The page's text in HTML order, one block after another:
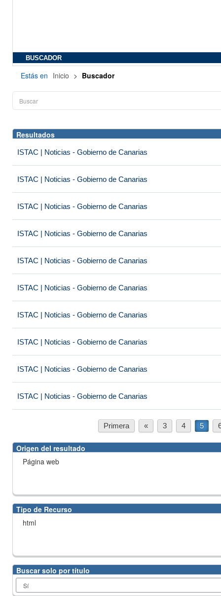
BUSCADOR
Estás en Inicio > Buscador
Resultados
ISTAC | Noticias - Gobierno de Canarias
ISTAC | Noticias - Gobierno de Canarias
ISTAC | Noticias - Gobierno de Canarias
ISTAC | Noticias - Gobierno de Canarias
ISTAC | Noticias - Gobierno de Canarias
ISTAC | Noticias - Gobierno de Canarias
ISTAC | Noticias - Gobierno de Canarias
ISTAC | Noticias - Gobierno de Canarias
ISTAC | Noticias - Gobierno de Canarias
ISTAC | Noticias - Gobierno de Canarias
Primera « 3 4 5
Origen del resultado
Página web
Tipo de Recurso
html
Buscar solo por título